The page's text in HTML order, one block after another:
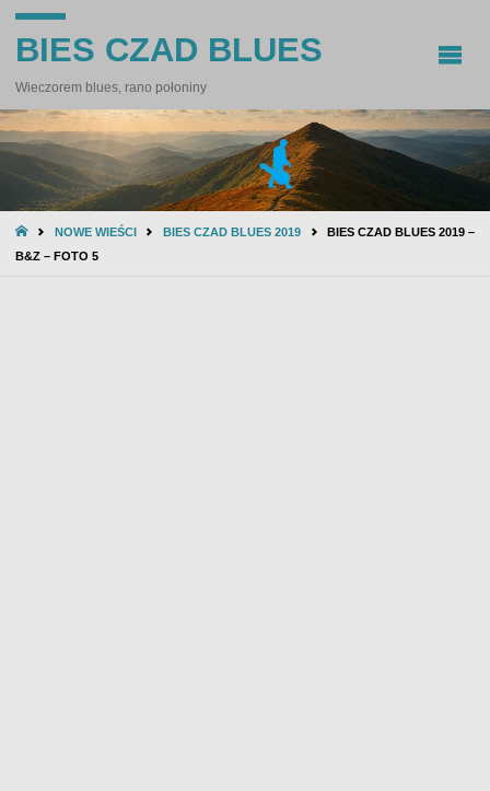
BIES CZAD BLUES
Wieczorem blues, rano połoniny
STRONA
GŁÓWNA
NOWE WIEŚCI BIES CZAD BLUES 2019
BIES CZAD BLUES 2019 –
B&Z – FOTO 5